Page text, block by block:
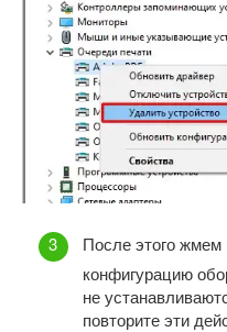
После этого
конфигурацию
не
повторите эти